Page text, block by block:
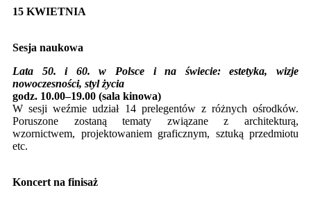
15 KWIETNIA
Sesja naukowa
Lata 50. i 60. w Polsce i na świecie: estetyka, wizje
nowoczesności, styl życia
godz. 10.00–19.00 (sala kinowa)
W sesji weźmie udział 14 prelegentów z różnych ośrodków.
Poruszone zostaną tematy związane z architekturą,
wzornictwem, projektowaniem graficznym, sztuką przedmiotu
etc.
Koncert na finisaż